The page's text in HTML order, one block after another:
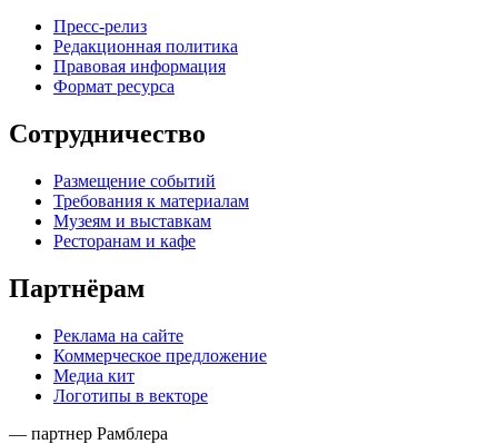
Пресс-релиз
Редакционная политика
Правовая информация
Формат ресурса
Сотрудничество
Размещение событий
Требования к материалам
Музеям и выставкам
Ресторанам и кафе
Партнёрам
Реклама на сайте
Коммерческое предложение
Медиа кит
Логотипы в векторе
— партнер Рамблера